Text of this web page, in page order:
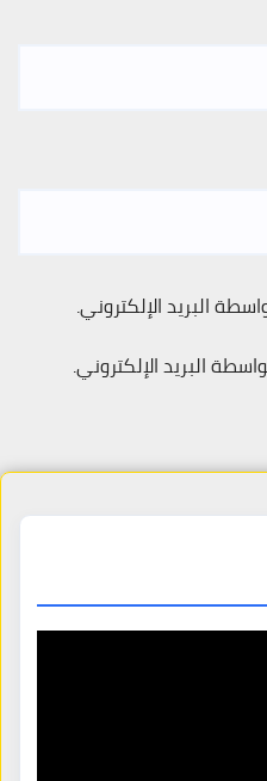
البريد الإلكتروني.
البريد الإلكتروني.